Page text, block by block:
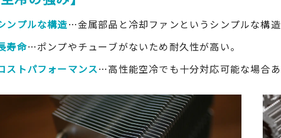
ンプルな構造…金属部品と冷却ファンというシンプルな構造
寿命…ポンプやチューブがないため耐久性が高い。
ストパフォーマンス…高性能空冷でも十分対応可能な場合あ